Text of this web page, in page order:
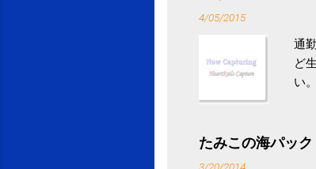
4/05/2015
通
ど
い
ル
続
たみこの海パック
3/20/2014